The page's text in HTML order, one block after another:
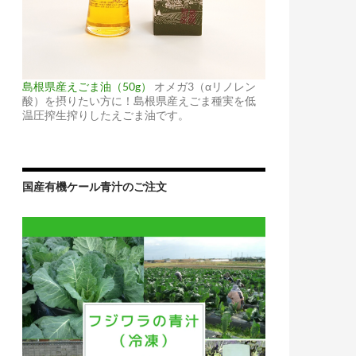
島根県産えごま油（50g）
オメガ3（αリノレン
酸）を摂りたい方に！島根県産えごま種実を低
温圧搾生搾りしたえごま油です。
国産有機ケール青汁のご注文